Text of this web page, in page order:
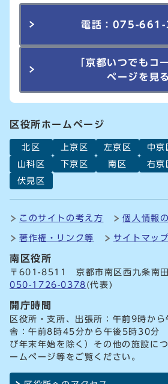
電話：075-
「京都いつでもコ
ページを見る
区役所ホームページ
北区 上京区 左京区 中京
山科区
下京区 南区 右京
伏見区
このサイトの考え方 個人情報
著作権・リンク等 サイトマップ
南区役所
〒601-8511 京都市南区西九条南
050-1726-0378 (代表)
開庁時間
区役所・支所、出張所：午前9時か
舎：午前8時45分から午後5時30分
び年末年始を除く）その他の施設に
ームページ等をご覧ください。